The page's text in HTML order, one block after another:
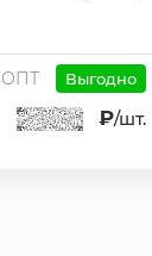
ОПТ Выгодно
₽/шт.